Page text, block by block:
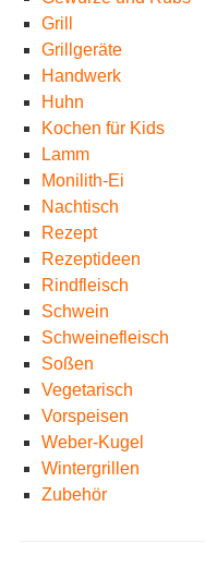
Grill
Grillgeräte
Handwerk
Huhn
Kochen für Kids
Lamm
Monilith-Ei
Nachtisch
Rezept
Rezeptideen
Rindfleisch
Schwein
Schweinefleisch
Soßen
Vegetarisch
Vorspeisen
Weber-Kugel
Wintergrillen
Zubehör